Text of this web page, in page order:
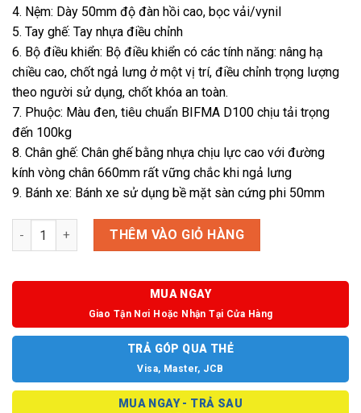
4. Nệm: Dày 50mm độ đàn hồi cao, bọc vải/vynil
5. Tay ghế: Tay nhựa điều chỉnh
6. Bộ điều khiển: Bộ điều khiển có các tính năng: nâng hạ
chiều cao, chốt ngả lưng ở một vị trí, điều chỉnh trọng lượng
theo người sử dụng, chốt khóa an toàn.
7. Phuộc: Màu đen, tiêu chuẩn BIFMA D100 chịu tải trọng
đến 100kg
8. Chân ghế: Chân ghế bằng nhựa chịu lực cao với đường
kính vòng chân 660mm rất vững chắc khi ngả lưng
9. Bánh xe: Bánh xe sử dụng bề mặt sàn cứng phi 50mm
Ghế M1081 - 02 số lượngTHÊM VÀO GIỎ HÀNG
MUA NGAY
Giao Tận Nơi Hoặc Nhận Tại Cửa Hàng
TRẢ GÓP QUA THẺ
Visa, Master, JCB
MUA NGAY - TRẢ SAU